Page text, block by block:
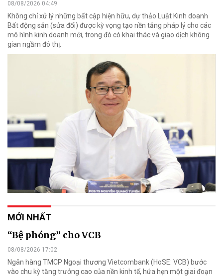
08/08/2026 04:49
Không chỉ xử lý những bất cập hiện hữu, dự thảo Luật Kinh doanh
Bất động sản (sửa đổi) được kỳ vọng tạo nền tảng pháp lý cho các
mô hình kinh doanh mới, trong đó có khai thác và giao dịch không
gian ngầm đô thị.
MỚI NHẤT
“Bệ phóng” cho VCB
08/08/2026 17:02
Ngân hàng TMCP Ngoại thương Vietcombank (HoSE: VCB) bước
vào chu kỳ tăng trưởng cao của nền kinh tế, hứa hẹn một giai đoạn